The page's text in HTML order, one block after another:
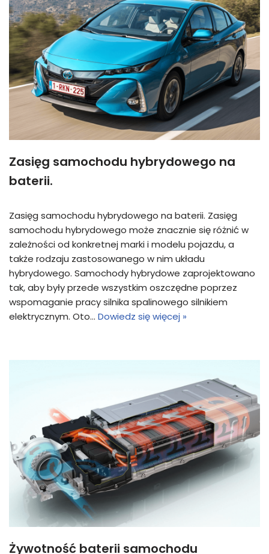
Zasięg samochodu hybrydowego na
baterii.
Zasięg samochodu hybrydowego na baterii. Zasięg
samochodu hybrydowego może znacznie się różnić w
zależności od konkretnej marki i modelu pojazdu, a
także rodzaju zastosowanego w nim układu
hybrydowego. Samochody hybrydowe zaprojektowano
tak, aby były przede wszystkim oszczędne poprzez
wspomaganie pracy silnika spalinowego silnikiem
elektrycznym. Oto… Dowiedz się więcej »
Żywotność baterii samochodu